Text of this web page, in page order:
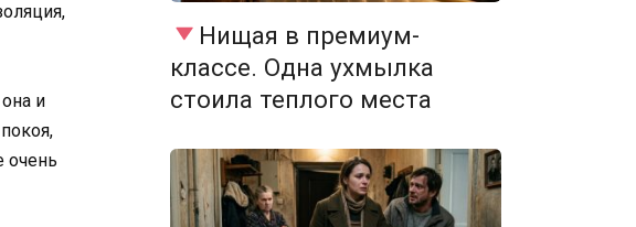
и
очень
Нищая в премиум-
классе. Одна ухмылка
стоила теплого места